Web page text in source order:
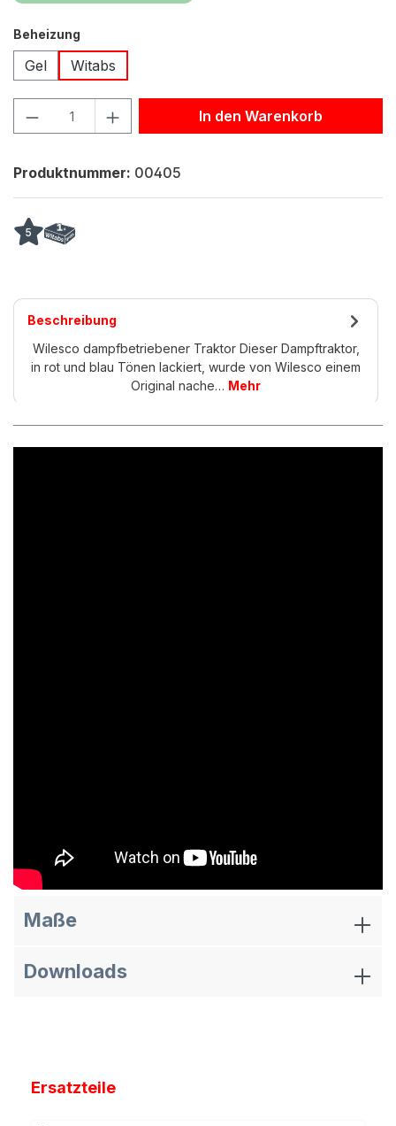
Beheizung
Gel Witabs
Produkt Anzahl: Gib den gewünschten Wert ein oder
In den Warenkorb
Produktnummer: 00405
5
Beschreibung
Wilesco dampfbetriebener Traktor Dieser Dampftraktor,
in rot und blau Tönen lackiert, wurde von Wilesco einem
Original nache… Mehr
Maße
Downloads
Produktgalerie überspringen
Ersatzteile